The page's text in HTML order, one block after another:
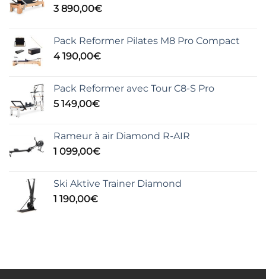
3 890,00€
Pack Reformer Pilates M8 Pro Compact
4 190,00€
Pack Reformer avec Tour C8-S Pro
5 149,00€
Rameur à air Diamond R-AIR
1 099,00€
Ski Aktive Trainer Diamond
1 190,00€